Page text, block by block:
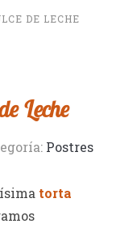
DE LECHE
Leche
Postres
torta